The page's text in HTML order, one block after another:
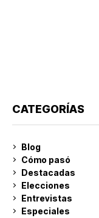
CATEGORÍAS
Blog
Cómo pasó
Destacadas
Elecciones
Entrevistas
Especiales